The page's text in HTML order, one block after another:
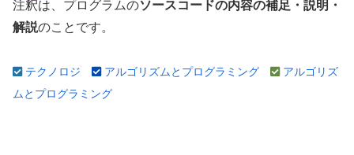
注釈は、プログラムのソースコードの内容の補足・説明・
解説のことです。
テクノロジ アルゴリズムとプログラミング
アルゴリズ
ムとプログラミング